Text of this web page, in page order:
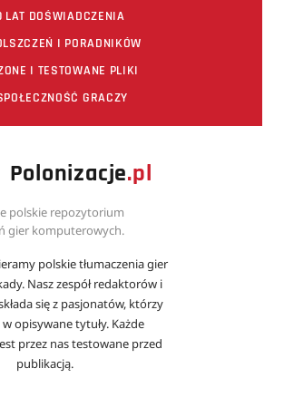
LAT DOŚWIADCZENIA
I PORADNIKÓW
I TESTOWANE PLIKI
GRACZY
Polonizacje.pl
polskie repozytorium
gier komputerowych.
polskie tłumaczenia gier
Nasz zespół redaktorów i
się z pasjonatów, którzy
opisywane tytuły. Każde
przez nas testowane przed
publikacją.